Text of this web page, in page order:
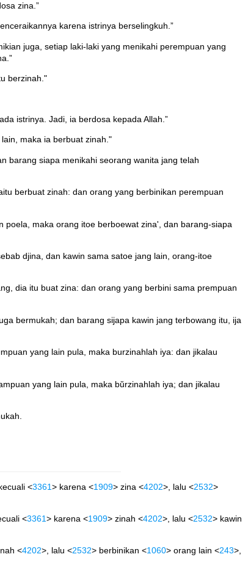
zina.”
karena istrinya berselingkuh.”
juga, setiap laki-laki yang menikahi perempuan yang
berzinah."
istrinya. Jadi, ia berdosa kepada Allah.”
maka ia berbuat zinah."
barang siapa menikahi seorang wanita jang telah
berbuat zinah: dan orang yang berbinikan perempuan
maka orang itoe berboewat zina', dan barang-siapa
djina, dan kawin sama satoe jang lain, orang-itoe
dia itu buat zina: dan orang yang berbini sama prempuan
bermukah; dan barang sijapa kawin jang terbowang itu, ija
yang lain pula, maka burzinahlah iya: dan jikalau
yang lain pula, maka bŭrzinahlah iya; dan jikalau
<3361> karena <1909> zina <4202>, lalu <2532>
<3361> karena <1909> zinah <4202>, lalu <2532> kawin
<4202>, lalu <2532> berbinikan <1060> orang lain <243>,